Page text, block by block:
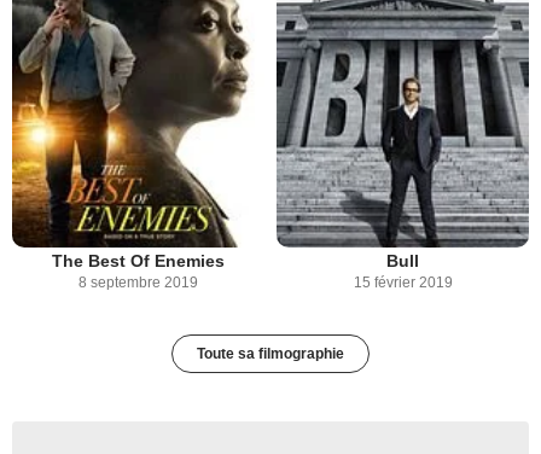
The Best Of Enemies
8 septembre 2019
Bull
15 février 2019
Toute sa filmographie